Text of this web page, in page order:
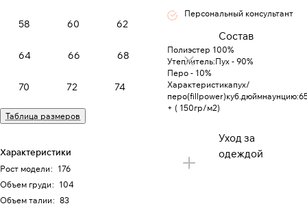
58 60 62
64 66 68
70 72 74
Таблица размеров
Характеристики
Рост модели: 176
Объем груди: 104
Объем талии: 83
Персональный консультант
Состав
Полиэстер 100%
Утеплитель:Пух - 90%
Перо - 10%
Характеристикапух/
+ ( 150гр/м2)
Уход за
одеждой